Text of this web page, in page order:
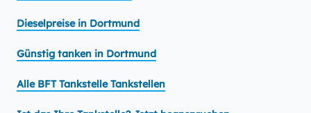
Dieselpreise in Dortmund
Günstig tanken in Dortmund
Alle BFT Tankstelle Tankstellen